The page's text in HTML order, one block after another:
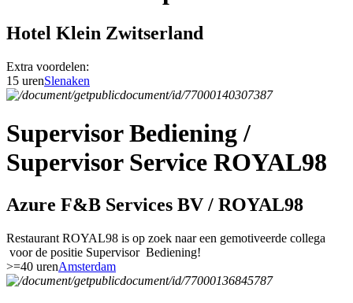
Hotel Klein Zwitserland
Extra voordelen:
15 urenSlenaken
Supervisor Bediening /
Supervisor Service ROYAL98
Azure F&B Services BV / ROYAL98
Restaurant ROYAL98 is op zoek naar een gemotiveerde collega
voor de positie Supervisor Bediening!
>=40 urenAmsterdam